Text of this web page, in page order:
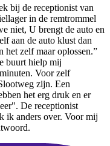
bij de receptionist van
in de remtrommel
niet, U brengt de auto en
aan de auto klust dan
het zelf maar oplossen.”
buurt hielp mij
Voor zelf
zijn. Een
het erg druk en er
De receptionist
ik anders over. Voor mij